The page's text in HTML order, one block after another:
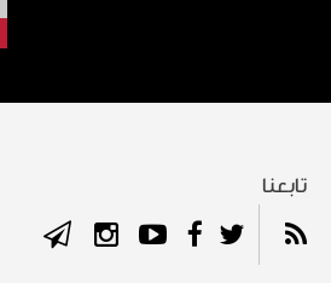
تابعنا